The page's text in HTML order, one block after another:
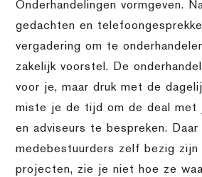
Onderhandelingen vormgeven.
gedachten en
vergadering om te
zakelijk voorstel. De
voor je, maar druk met de
miste je de tijd om de deal met
en adviseurs te bespreken. Daar
medebestuurders zelf bezig zijn
projecten, zie je niet hoe ze